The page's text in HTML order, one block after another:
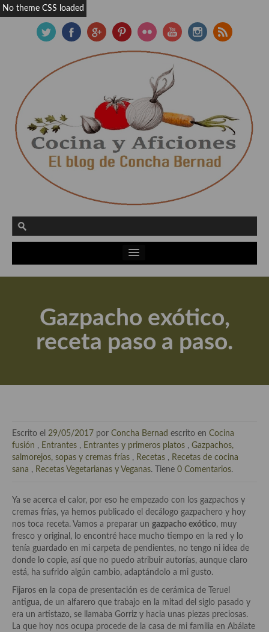
Actualidad y recomendaciones
Apuntes, estudios sobre temas interesantes e importantes
Aceite de Oliva Virgen Extra (AOVE)
El mundo del vino y las bebidas
Tiendas especiales
Especias, hierbas, condimentos, espesantes y aditivos
Historia de la gastronomía, platos celebres, cocineros, críticos,
historias culinarias y otras cosas
Origen y evolución de la comida
Protocolo y buenas maneras.
Ocio – restaurantes, bares, tabernas
Gazpacho exótico,
receta paso a paso.
Escrito el 29/05/2017 por Concha Bernad escrito en Cocina
fusión , Entrantes , Entrantes y primeros platos , Gazpachos,
salmorejos, sopas y cremas frías , Recetas , Recetas de cocina
sana , Recetas Vegetarianas y Veganas. Tiene 0 Comentarios.
Ya se acerca el calor, por eso he empezado con los gazpachos y
cremas frías, ya hemos publicado el decálogo gazpachero y hoy
nos toca receta. Vamos a preparar un gazpacho exótico, muy
fresco y original, lo encontré hace mucho tiempo en la red y lo
tenía guardado en mi carpeta de pendientes, no tengo ni idea de
donde lo copie, así que no puedo atribuir autorías, aunque claro
está, ha sufrido algún cambio, adaptándolo a mi gusto.
Fijaros en la copa de presentación es de cerámica de Teruel
antigua, de un alfarero que trabajo en la mitad del siglo pasado y
era un artistazo, se llamaba Gorriz y hacia unas piezas preciosas.
La que hoy nos ocupa procede de la casa de mi familia en Abálate
No theme CSS loaded